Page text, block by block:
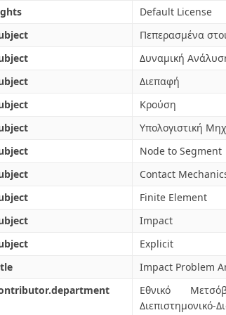
Default License
Πεπερασμένα
Δυναμική
Διεπαφή
Κρούση
Υπολογιστική
Node to Segment
Contact
Finite Element
Impact
Explicit
Impact Problem
Εθνικό